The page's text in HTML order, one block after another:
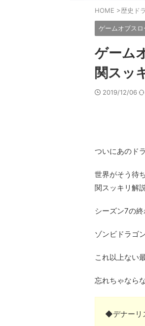
HOME >歴史ド
ゲームオブス
ゲーム
関スッ
2019/12/06
ついにあのド
世界がそう待
関スッキリ解説
シーズン7の終
ゾンビドラゴ
これ以上ない
忘れちゃなら
◆デナーリ